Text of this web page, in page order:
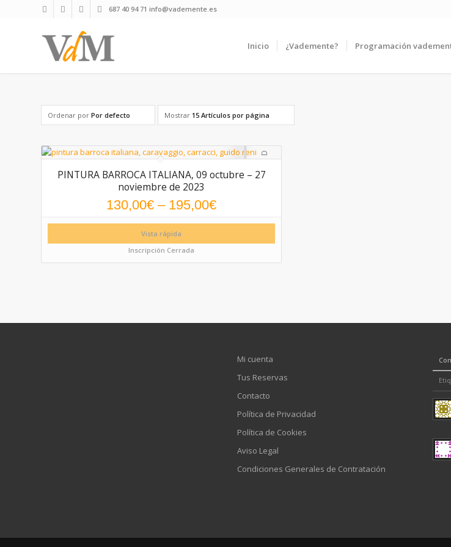
687 40 94 71 info@vademente.es
Inicio ¿Vademente? Programación
Ordenar por Por defecto Mostrar 15 Artículos por página
PINTURA BARROCA ITALIANA, 09 octubre – 27
noviembre de 2023
130,00€ – 195,00€
Vista rápida
Inscripción Cerrada
Mi cuenta
Tus Reservas
Contacto
Política de Privacidad
Política de Cookies
Aviso Legal
Condiciones Generales de Contratación